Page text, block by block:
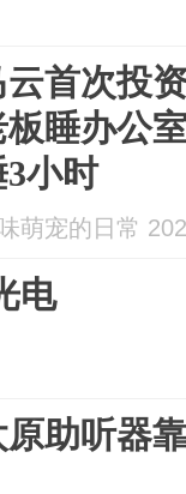
云首次投
板睡办公
3小时
萌宠的日常
电
原助听器